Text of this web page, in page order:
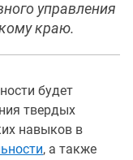
управления
краю.
будет
твердых
навыков в
, а также